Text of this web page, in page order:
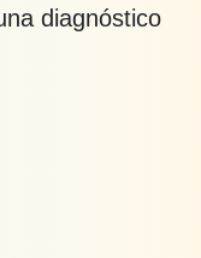
diagnóstico